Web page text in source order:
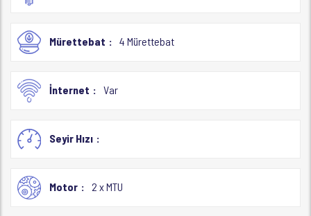
Mürettebat 4 Mürettebat
İnternet Var
Seyir Hızı
Motor 2 x MTU